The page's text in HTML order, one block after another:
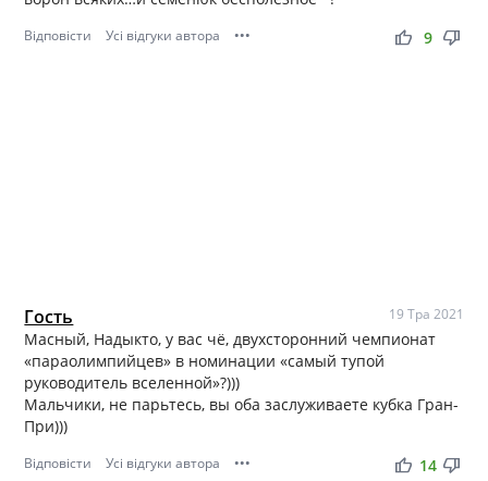
Відповісти Усі відгуки автора ••• thumb_up thumb_down
9
Гость 19 Тра 2021
Масный, Надыкто, у вас чё, двухсторонний чемпионат
«параолимпийцев» в номинации «самый тупой
руководитель вселенной»?)))
Мальчики, не парьтесь, вы оба заслуживаете кубка Гран-
При)))
Відповісти Усі відгуки автора ••• thumb_up thumb_down
14